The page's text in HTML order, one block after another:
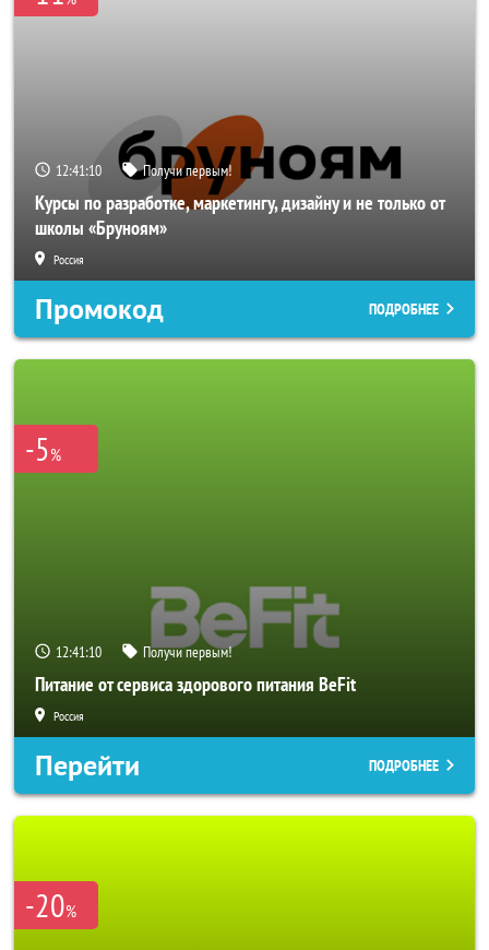
12:41:08 Получи первым!
Курсы по разработке, маркетингу, дизайну и не только от
школы «Бруноям»
Россия
Промокод ПОДРОБНЕЕ
-5%
12:41:08 Получи первым!
Питание от сервиса здорового питания BeFit
Россия
Перейти ПОДРОБНЕЕ
-20%